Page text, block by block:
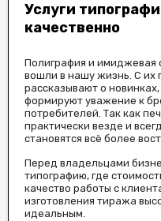
Услуги
качественно
Полиграфия и имиджевая
вошли в нашу жизнь. С
рассказывают о
формируют уважение к
потребителей. Так как
практически везде и
становятся всё более
Перед владельцами
типографию, где
качество работы с
изготовления тиража
идеальным.